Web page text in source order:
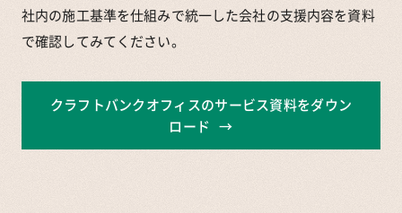
社内の施工基準を仕組みで統一した会社の支援内容を資料
で確認してみてください。
クラフトバンクオフィスのサービス資料をダウン
ロード